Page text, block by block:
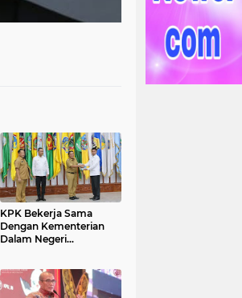
KPK Bekerja Sama
Dengan Kementerian
Dalam Negeri